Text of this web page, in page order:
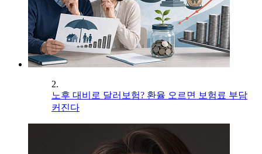
2.
노후 대비로 달러보험? 환율 오르면 보험료 부담
커진다